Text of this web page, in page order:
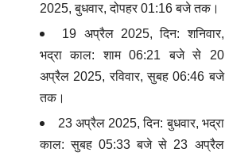
2025, बुधवार, दोपहर 01:16 बजे तक।
19 अप्रैल 2025, दिन: शनिवार,
भद्रा काल: शाम 06:21 बजे से 20
अप्रैल 2025, रविवार, सुबह 06:46 बजे
तक।
23 अप्रैल 2025, दिन: बुधवार, भद्रा
काल: सुबह 05:33 बजे से 23 अप्रैल